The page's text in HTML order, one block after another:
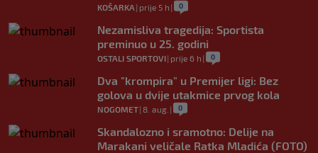
KOŠARKA | prije 5 h | 0
Nezamisliva tragedija: Sportista
preminuo u 25. godini
OSTALI SPORTOVI| prije 6 h | 0
Dva "krompira" u Premijer ligi: Bez
golova u dvije utakmice prvog kola
NOGOMET| 8. aug. | 0
Skandalozno i sramotno: Delije na
Marakani veličale Ratka Mladića (FOTO)